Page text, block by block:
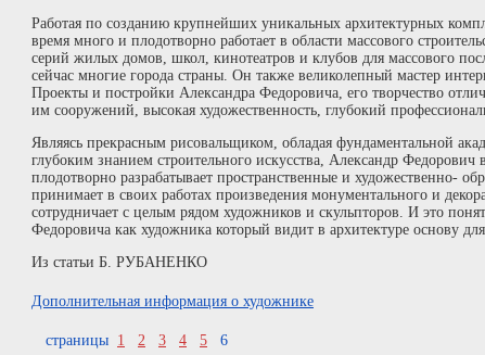
Работая по созданию крупнейших уникальных архитектурных
время много и плодотворно работает в области массового
серий жилых домов, школ, кинотеатров и клубов для массового
сейчас многие города страны. Он также великолепный мастер
Проекты и постройки Александра Федоровича, его творчество
им сооружений, высокая художественность, глубокий
Являясь прекрасным рисовальщиком, обладая фундаментальной
глубоким знанием строительного искусства, Александр Федорович
плодотворно разрабатывает пространственные и художественно-
принимает в своих работах произведения монументального и
сотрудничает с целым рядом художников и скульпторов. И это
Федоровича как художника который видит в архитектуре основу
Из статьи Б. РУБАНЕНКО
Дополнительная информация о художнике
страницы 1 2 3 4 5 6